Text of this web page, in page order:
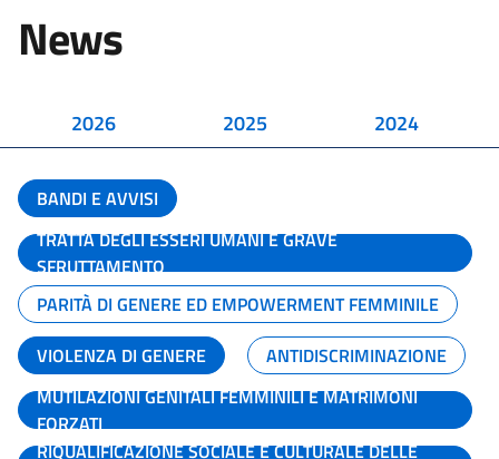
News
2026 2025 2024
BANDI E AVVISI
TRATTA DEGLI ESSERI UMANI E GRAVE
SFRUTTAMENTO
PARITÀ DI GENERE ED EMPOWERMENT FEMMINILE
VIOLENZA DI GENERE
ANTIDISCRIMINAZIONE
MUTILAZIONI GENITALI FEMMINILI E MATRIMONI
FORZATI
RIQUALIFICAZIONE SOCIALE E CULTURALE DELLE